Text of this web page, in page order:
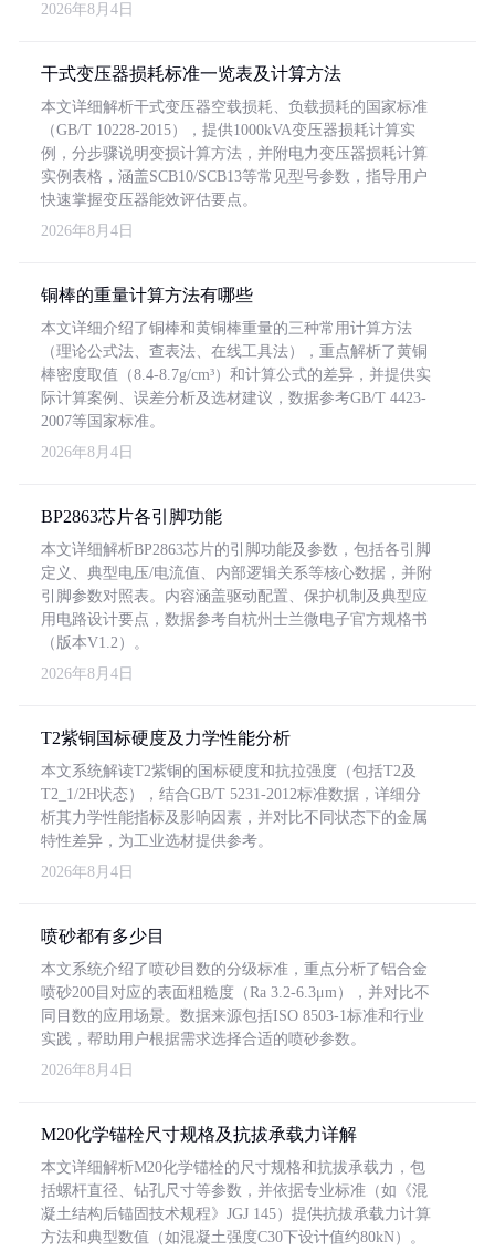
2026年8月4日
干式变压器损耗标准一览表及计算方法
本文详细解析干式变压器空载损耗、负载损耗的国家标准
（GB/T 10228-2015），提供1000kVA变压器损耗计算实
例，分步骤说明变损计算方法，并附电力变压器损耗计算
实例表格，涵盖SCB10/SCB13等常见型号参数，指导用户
快速掌握变压器能效评估要点。
2026年8月4日
铜棒的重量计算方法有哪些
本文详细介绍了铜棒和黄铜棒重量的三种常用计算方法
（理论公式法、查表法、在线工具法），重点解析了黄铜
棒密度取值（8.4-8.7g/cm³）和计算公式的差异，并提供实
际计算案例、误差分析及选材建议，数据参考GB/T 4423-
2007等国家标准。
2026年8月4日
BP2863芯片各引脚功能
本文详细解析BP2863芯片的引脚功能及参数，包括各引脚
定义、典型电压/电流值、内部逻辑关系等核心数据，并附
引脚参数对照表。内容涵盖驱动配置、保护机制及典型应
用电路设计要点，数据参考自杭州士兰微电子官方规格书
（版本V1.2）。
2026年8月4日
T2紫铜国标硬度及力学性能分析
本文系统解读T2紫铜的国标硬度和抗拉强度（包括T2及
T2_1/2H状态），结合GB/T 5231-2012标准数据，详细分
析其力学性能指标及影响因素，并对比不同状态下的金属
特性差异，为工业选材提供参考。
2026年8月4日
喷砂都有多少目
本文系统介绍了喷砂目数的分级标准，重点分析了铝合金
喷砂200目对应的表面粗糙度（Ra 3.2-6.3μm），并对比不
同目数的应用场景。数据来源包括ISO 8503-1标准和行业
实践，帮助用户根据需求选择合适的喷砂参数。
2026年8月4日
M20化学锚栓尺寸规格及抗拔承载力详解
本文详细解析M20化学锚栓的尺寸规格和抗拔承载力，包
括螺杆直径、钻孔尺寸等参数，并依据专业标准（如《混
凝土结构后锚固技术规程》JGJ 145）提供抗拔承载力计算
方法和典型数值（如混凝土强度C30下设计值约80kN）。